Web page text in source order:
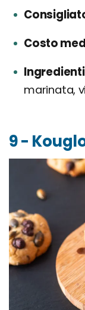
Costo
marinata,
9 -